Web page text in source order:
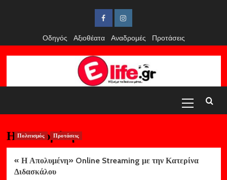
FacebookInstagram
Οδηγός
Αξιοθέατα Αναδρομές Προτάσεις
Menu
Η απολυμένη
Πολιτισμός Προτάσεις
« Η Απολυμένη» Online Streaming με την Κατερίνα
Διδασκάλου